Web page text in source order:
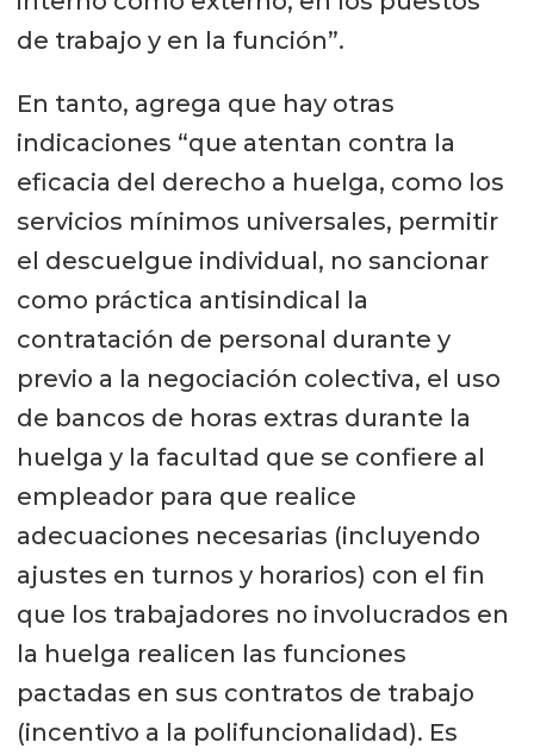
de trabajo y en la función”.
En tanto, agrega que hay otras
indicaciones “que atentan contra la
eficacia del derecho a huelga, como los
servicios mínimos universales, permitir
el descuelgue individual, no sancionar
como práctica antisindical la
contratación de personal durante y
previo a la negociación colectiva, el uso
de bancos de horas extras durante la
huelga y la facultad que se confiere al
empleador para que realice
adecuaciones necesarias (incluyendo
ajustes en turnos y horarios) con el fin
que los trabajadores no involucrados en
la huelga realicen las funciones
pactadas en sus contratos de trabajo
(incentivo a la polifuncionalidad). Es